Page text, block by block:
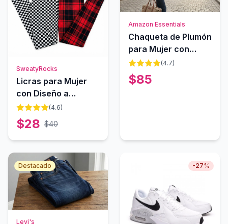
SweatyRocks
Licras para Mujer
con Diseño a
Cuadros
SweatyRocks
(4.6)
$28 $40
Amazon Essentials
Chaqueta de Plumón
para Mujer con
Bolsa de Viaje
(4.7)
$85
Destacado
Levi's
-27%